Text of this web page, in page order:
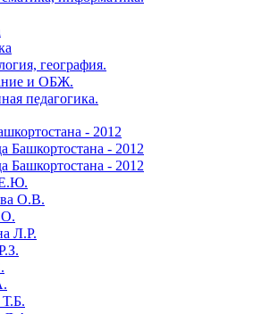
география.
и ОБЖ.
педагогика.
- 2012
Башкортостана - 2012
Башкортостана - 2012
О.В.
Л.Р.